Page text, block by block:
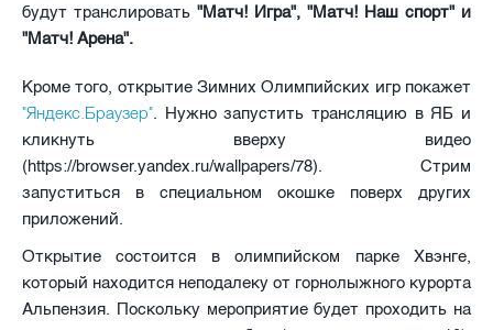
будут транслировать "Матч! Игра", "Матч! Наш спорт" и
"Матч! Арена".
Кроме того, открытие Зимних Олимпийских игр покажет
"Яндекс.Браузер". Нужно запустить трансляцию в ЯБ и
кликнуть вверху видео
(https://browser.yandex.ru/wallpapers/78). Стрим
запуститься в специальном окошке поверх других
приложений.
Открытие состоится в олимпийском парке Хвэнге,
который находится неподалеку от горнолыжного курорта
Альпензия. Поскольку мероприятие будет проходить на